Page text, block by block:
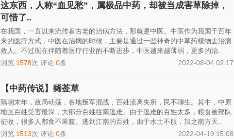
这东西，人称“血见愁”，属极品中药，却被当成害草除掉，
可惜了..
在我国，一直以来流传着古老的治病方法，那就是中医。中医作为我国千百年
来的医疗方式，中医在治病的时候，主要是通过一些神奇的中草药植物去治病
救人。不过现在伴随着医疗行业的不断进步，中医越来越薄弱，更多的治..
浏览:1578次 评论:0条 2022-08-04 02:17
【中药传说】豨莶草
隋朝末年，政局动荡，各地叛军混战，百姓流离失所，民不聊生。其中，中原
地区百姓受害最深，大部分百姓往南逃难。由于逃难的百姓太多，粮食被部队
征收，很多人都食不果腹。逃到江南的百姓，由于水土不服，加之南方天..
浏览:1513次 评论:0条 2022-04-19 15:08